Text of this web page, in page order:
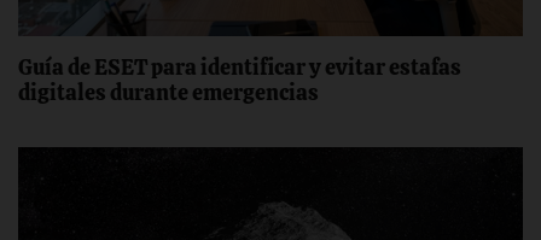
Guía de ESET para identificar y evitar estafas
digitales durante emergencias